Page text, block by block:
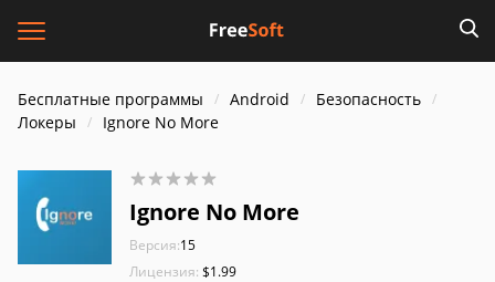
Бесплатные программы Android
Безопасность
Локеры
Ignore No More
Ignore No More
Версия:15
Лицензия: $1.99